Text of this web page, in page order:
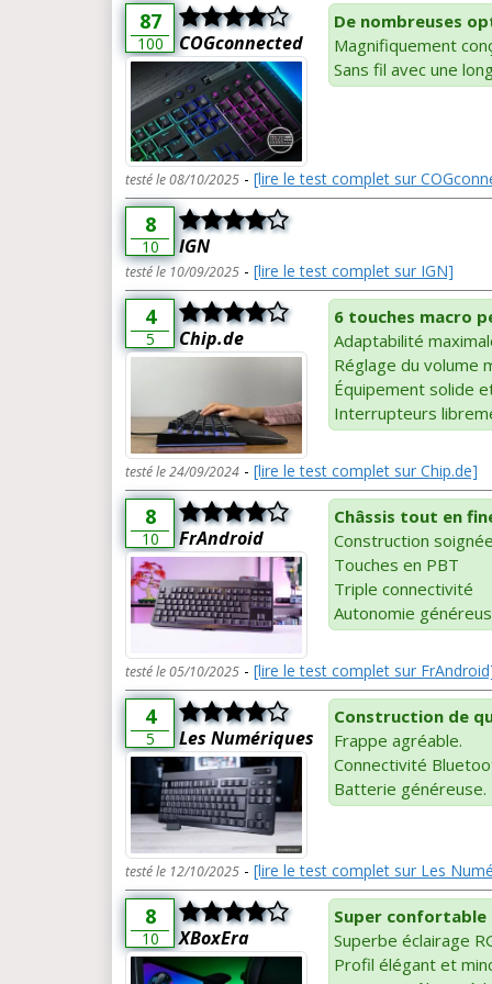
87
100 COGconnected
De nombreuses
Magnifiquement
Sans fil avec une
testé le 08/10/2025 - [lire le test complet sur
8
10 IGN
testé le 10/09/2025 - [lire le test complet sur IGN]
4
5 Chip.de
6 touches macro
Adaptabilité
Réglage du volume
Équipement solide
Interrupteurs
testé le 24/09/2024 - [lire le test complet sur Chip.de]
8
10 FrAndroid
Châssis tout en
Construction
Touches en PBT
Triple connectivité
Autonomie
testé le 05/10/2025 - [lire le test complet sur
4
5 Les Numériques
Construction de
Frappe agréable.
Connectivité
Batterie généreuse.
testé le 12/10/2025 - [lire le test complet sur Les
8
10 XBoxEra
Super confortable
Superbe éclairage
Profil élégant et